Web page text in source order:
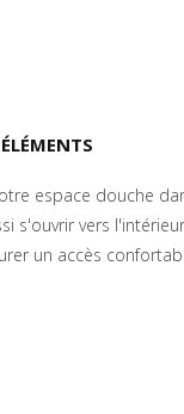
espace douche
s'ouvrir vers
un accès